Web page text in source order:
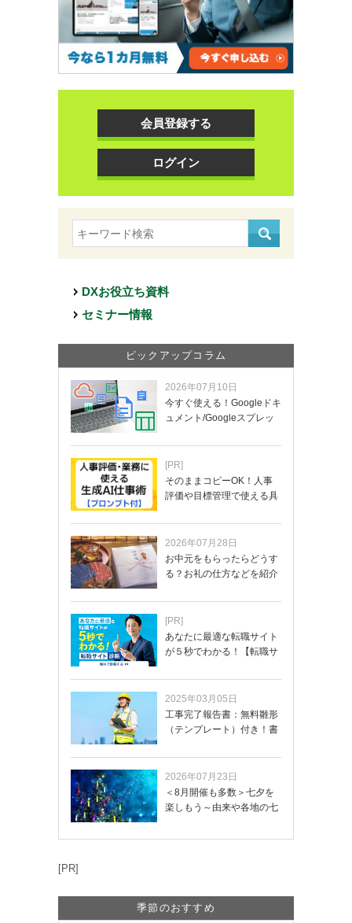
会員登録する
ログイン
DXお役立ち資料
セミナー情報
ピックアップコラム
2026年07月10日
今すぐ使える！Googleドキ
ュメント/Googleスプレッ
[PR]
そのままコピーOK！人事
評価や目標管理で使える具
2026年07月28日
お中元をもらったらどうす
る？お礼の仕方などを紹介
[PR]
あなたに最適な転職サイト
が５秒でわかる！【転職サ
2025年03月05日
工事完了報告書：無料雛形
（テンプレート）付き！書
2026年07月23日
＜8月開催も多数＞七夕を
楽しもう～由来や各地の七
[PR]
季節のおすすめ